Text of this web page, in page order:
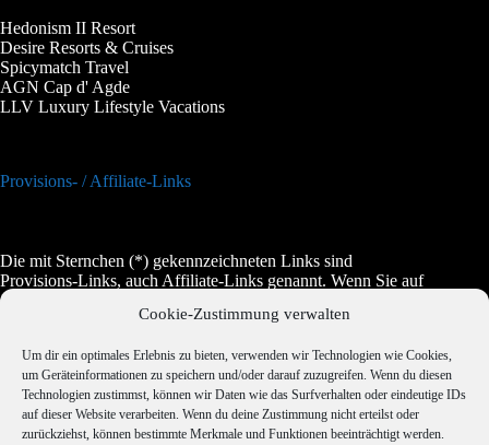
Cookie-Zustimmung verwalten
Um dir ein optimales Erlebnis zu bieten, verwenden wir Technologien wie Cookies,
um Geräteinformationen zu speichern und/oder darauf zuzugreifen. Wenn du diesen
Technologien zustimmst, können wir Daten wie das Surfverhalten oder eindeutige IDs
auf dieser Website verarbeiten. Wenn du deine Zustimmung nicht erteilst oder
zurückziehst, können bestimmte Merkmale und Funktionen beeinträchtigt werden.
Hedonism II Resort
Desire Resorts & Cruises
Spicymatch Travel
AGN Cap d' Agde
LLV Luxury Lifestyle Vacations
Provisions- / Affiliate-Links
Die mit Sternchen (*) gekennzeichneten Links sind
Provisions-Links, auch Affiliate-Links genannt. Wenn Sie auf
einen solchen Link klicken und auf der Zielseite etwas kaufen,
bekommen wir vom betreffenden Anbieter oder Online-Shop
beim Kauf oder beim Preis, manchmal wird es dadurch sogar
etwas günstiger.